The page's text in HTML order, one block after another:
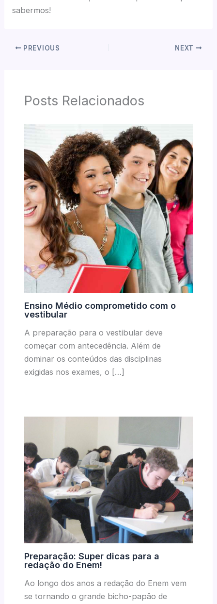
sabermos!
PREVIOUS NEXT
Posts Relacionados
Ensino Médio comprometido com o
vestibular
A preparação para o vestibular deve
começar com antecedência. Além de
dominar os conteúdos das disciplinas
exigidas nos exames, o […]
Preparação: Super dicas para a
redação do Enem!
Ao longo dos anos a redação do Enem vem
se tornando o grande bicho-papão de